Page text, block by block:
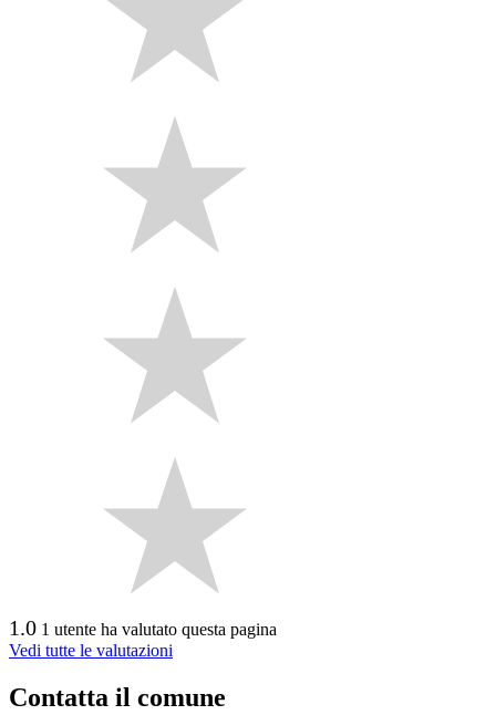
1.0 1 utente ha valutato questa pagina
Vedi tutte le valutazioni
Contatta il comune